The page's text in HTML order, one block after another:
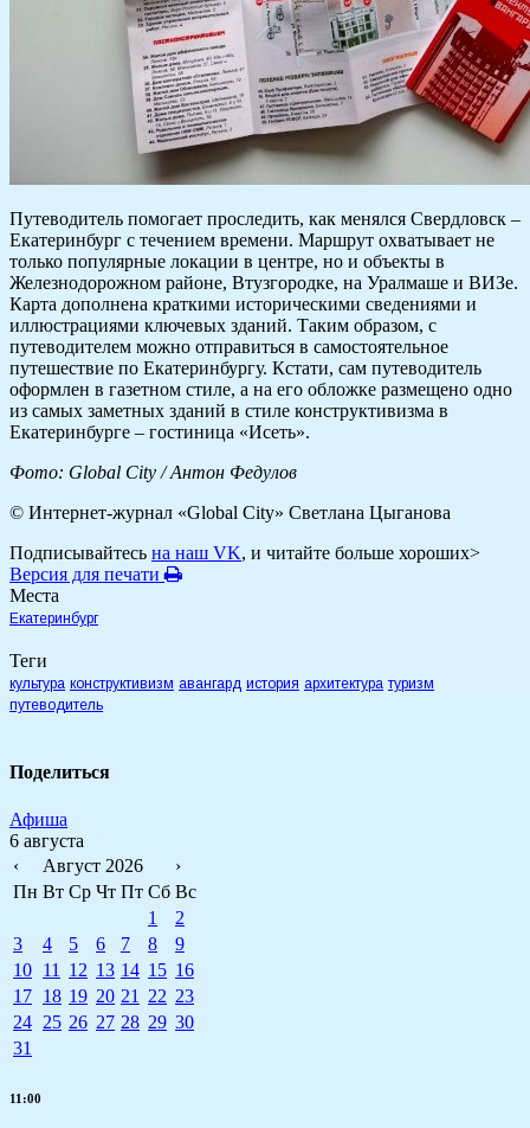
Путеводитель помогает проследить, как менялся Свердловск –
Екатеринбург с течением времени. Маршрут охватывает не
только популярные локации в центре, но и объекты в
Железнодорожном районе, Втузгородке, на Уралмаше и ВИЗе.
Карта дополнена краткими историческими сведениями и
иллюстрациями ключевых зданий. Таким образом, с
путеводителем можно отправиться в самостоятельное
путешествие по Екатеринбургу. Кстати, сам путеводитель
оформлен в газетном стиле, а на его обложке размещено одно
из самых заметных зданий в стиле конструктивизма в
Екатеринбурге – гостиница «Исеть».
Фото: Global City / Антон Федулов
© Интернет-журнал «Global City» Светлана Цыганова
Подписывайтесь на наш VK, и читайте больше хороших>
Версия для печати
Места
Екатеринбург
Теги
культура конструктивизм авангард история архитектура туризм
путеводитель
Поделиться
Афиша
6 августа
‹
Август 2026
›
Пн Вт Ср Чт Пт Сб Вс
1
2
3
4 5 6 7 8
9
10 11 12 13 14 15 16
17 18 19 20 21 22 23
24 25 26 27 28 29 30
31
11:00